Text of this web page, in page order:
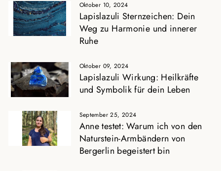
Oktober 10, 2024
Lapislazuli Sternzeichen: Dein
Weg zu Harmonie und innerer
Ruhe
Oktober 09, 2024
Lapislazuli Wirkung: Heilkräfte
und Symbolik für dein Leben
September 25, 2024
Anne testet: Warum ich von den
Naturstein-Armbändern von
Bergerlin begeistert bin